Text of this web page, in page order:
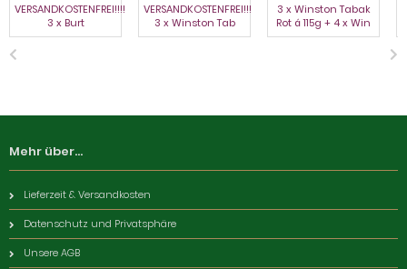
VERSANDKOSTENFREI!!!!
3 x Burt
VERSANDKOSTENFREI!!!
3 x Winston Tab
3 x Winston Tabak
Rot á 115g + 4 x Win
Mehr über...
Lieferzeit & Versandkosten
Datenschutz und Privatsphäre
Unsere AGB